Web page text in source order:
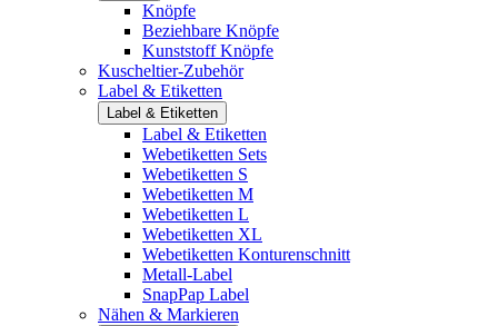
Knöpfe
Beziehbare Knöpfe
Kunststoff Knöpfe
Kuscheltier-Zubehör
Label & Etiketten
Label & Etiketten
Label & Etiketten
Webetiketten Sets
Webetiketten S
Webetiketten M
Webetiketten L
Webetiketten XL
Webetiketten Konturenschnitt
Metall-Label
SnapPap Label
Nähen & Markieren